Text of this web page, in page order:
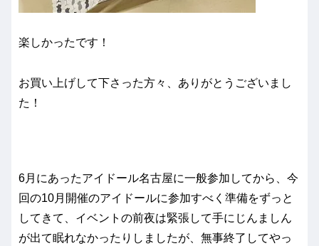
楽しかったです！
お買い上げして下さった方々、ありがとうございまし
た！
6月にあったアイドール名古屋に一般参加してから、今
回の10月開催のアイドールに参加すべく準備をずっと
してきて、イベントの前夜は緊張して手にじんましん
が出て眠れなかったりしましたが、無事終了してやっ